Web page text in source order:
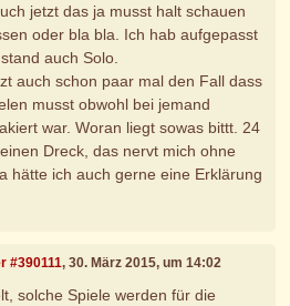
jetzt das ja musst halt schauen
oder bla bla. Ich hab aufgepasst
auch Solo.
auch schon paar mal den Fall dass
musst obwohl bei jemand
war. Woran liegt sowas bittt. 24
Dreck, das nervt mich ohne
hätte ich auch gerne eine Erklärung
#390111, 30. März 2015, um 14:02
solche Spiele werden für die